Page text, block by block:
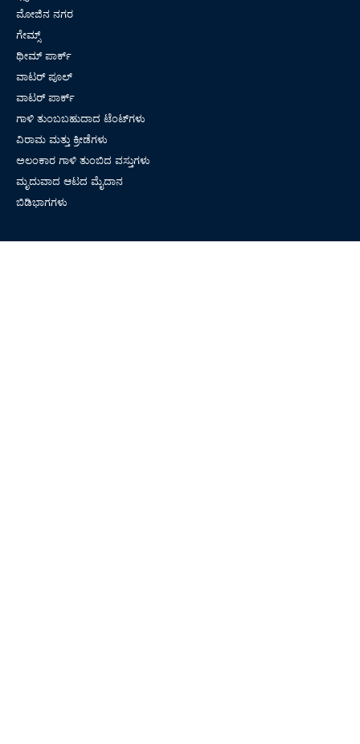
ಮೋಜಿನ ನಗರ
ಗೇಮ್ಸ್
ಥೀಮ್ ಪಾರ್ಕ್
ವಾಟರ್ ಪೂಲ್
ವಾಟರ್ ಪಾರ್ಕ್
ಗಾಳಿ ತುಂಬಬಹುದಾದ ಟೆಂಟ್‌ಗಳು
ವಿರಾಮ ಮತ್ತು ಕ್ರೀಡೆಗಳು
ಅಲಂಕಾರ ಗಾಳಿ ತುಂಬಿದ ವಸ್ತುಗಳು
ಮೃದುವಾದ ಆಟದ ಮೈದಾನ
ಬಿಡಿಭಾಗಗಳು